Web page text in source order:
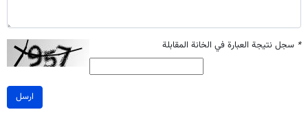
* سجل نتيجة العبارة في الخانة المقابلة
ارسل